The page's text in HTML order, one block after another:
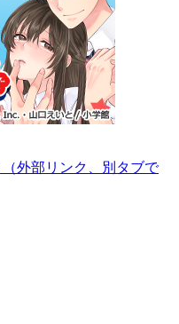
（外部リンク、別タブで